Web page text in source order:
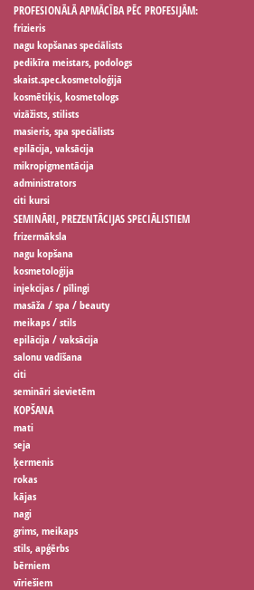
PROFESIONĀLĀ APMĀCĪBA PĒC PROFESIJĀM:
frizieris
nagu kopšanas speciālists
pedikīra meistars, podologs
skaist.spec.kosmetoloģijā
kosmētiķis, kosmetologs
vizāžists, stilists
masieris, spa speciālists
epilācija, vaksācija
mikropigmentācija
administrators
citi kursi
SEMINĀRI, PREZENTĀCIJAS SPECIĀLISTIEM
frizermāksla
nagu kopšana
kosmetoloģija
injekcijas / pīlingi
masāža / spa / beauty
meikaps / stils
epilācija / vaksācija
salonu vadīšana
citi
semināri sievietēm
KOPŠANA
mati
seja
ķermenis
rokas
kājas
nagi
grims, meikaps
stils, apģērbs
bērniem
vīriešiem